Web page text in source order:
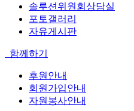
솔루션위원회상담실
포토갤러리
자유게시판
함께하기
후원안내
회원가입안내
자원봉사안내